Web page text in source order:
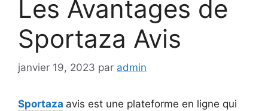
Les Avantages de
Sportaza Avis
janvier 19, 2023 par admin
Sportaza avis est une plateforme en ligne qui